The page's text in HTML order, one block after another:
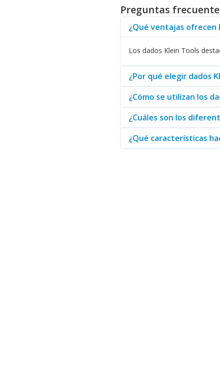
Además, estos dados son
efectividad en instalaciones
Los probadores de cable son
conjunto con los dados para
trabajo realizado con los
En resumen, los dados Klein
garantiza que encontrará lo
atención y precios del
Preguntas
¿Qué ventajas ofrecen
Los dados Klein Tools
¿Por qué elegir dados
¿Cómo se utilizan los
¿Cuáles son los
¿Qué características